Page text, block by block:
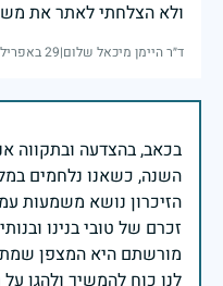
ולא הצלחתי לאתר את
ד״ר היימן מיכאל שלום|29 באפריל 2025
בכאב, בהצדעה ובתקווה
השנה, כשאנו נלחמים
הזיכרון נושא משמעות
זכרם של טובי בנינו
מורשתם היא המצפן